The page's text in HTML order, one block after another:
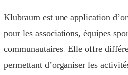
Klubraum est une application
pour les associations, équipes
communautaires. Elle offre
permettant d’organiser les